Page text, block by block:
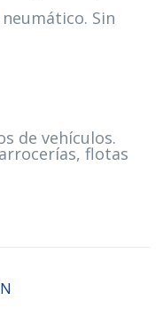
Sin
de vehículos.
flotas